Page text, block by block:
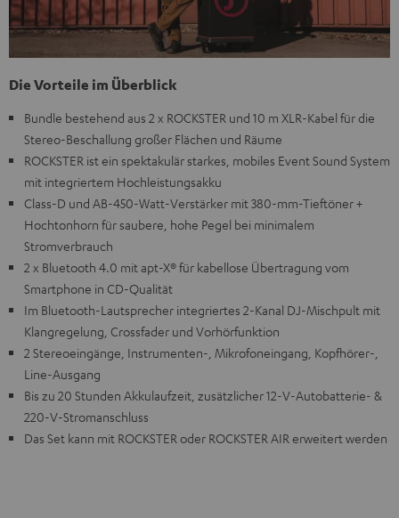
Die Vorteile im Überblick
Bundle bestehend aus 2 x ROCKSTER und 10 m XLR-Kabel für die
Stereo-Beschallung großer Flächen und Räume
ROCKSTER ist ein spektakulär starkes, mobiles Event Sound System
mit integriertem Hochleistungsakku
Class-D und AB-450-Watt-Verstärker mit 380-mm-Tieftöner +
Hochtonhorn für saubere, hohe Pegel bei minimalem
Stromverbrauch
2 x Bluetooth 4.0 mit apt-X® für kabellose Übertragung vom
Smartphone in CD-Qualität
Im Bluetooth-Lautsprecher integriertes 2-Kanal DJ-Mischpult mit
Klangregelung, Crossfader und Vorhörfunktion
2 Stereoeingänge, Instrumenten-, Mikrofoneingang, Kopfhörer-,
Line-Ausgang
Bis zu 20 Stunden Akkulaufzeit, zusätzlicher 12-V-Autobatterie- &
220-V-Stromanschluss
Das Set kann mit ROCKSTER oder ROCKSTER AIR erweitert werden